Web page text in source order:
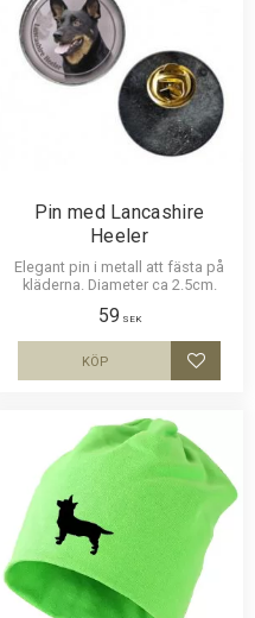
i favoriter
Pin med Lancashire
Heeler
Elegant pin i metall att fästa på
kläderna. Diameter ca 2.5cm.
59 SEK
Lägg
KÖP